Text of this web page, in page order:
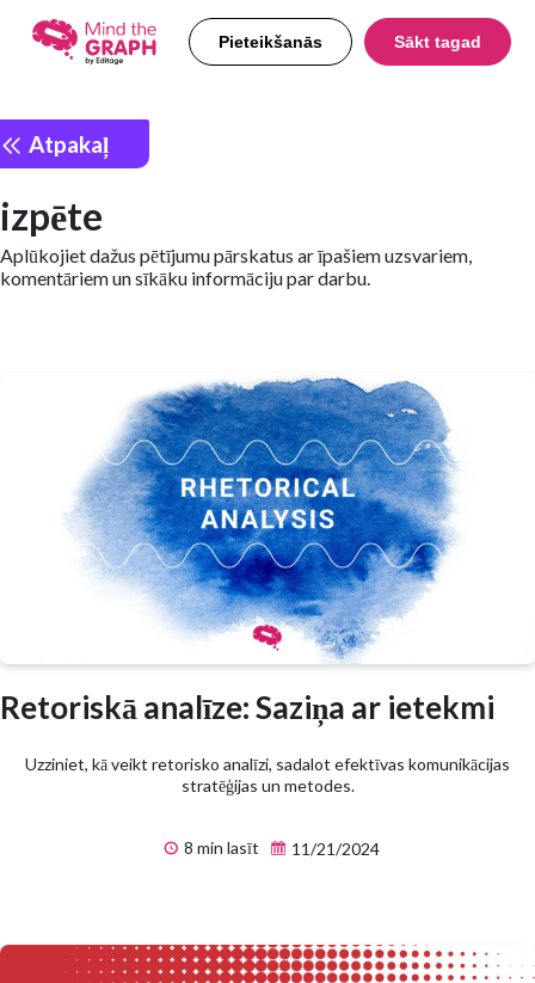
Pieteikšanās Sākt tagad
Atpakaļ
izpēte
Aplūkojiet dažus pētījumu pārskatus ar īpašiem uzsvariem,
komentāriem un sīkāku informāciju par darbu.
Retoriskā analīze: Saziņa ar ietekmi
Uzziniet, kā veikt retorisko analīzi, sadalot efektīvas komunikācijas
stratēģijas un metodes.
8 min lasīt 11/21/2024